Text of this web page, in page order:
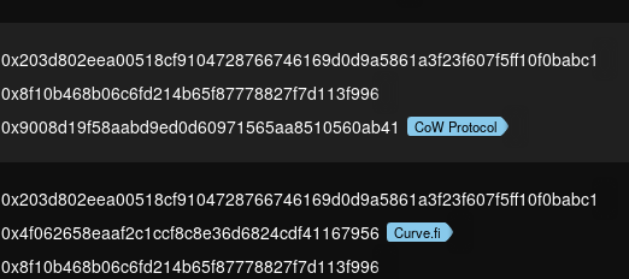
0x203d802eea00518cf9104728766746169d0d9a5861a3f23f607f5ff10f0babc1
0x8f10b468b06c6fd214b65f87778827f7d113f996
0x9008d19f58aabd9ed0d60971565aa8510560ab41 CoW Protocol
0x203d802eea00518cf9104728766746169d0d9a5861a3f23f607f5ff10f0babc1
0x4f062658eaaf2c1ccf8c8e36d6824cdf41167956 Curve.fi
0x8f10b468b06c6fd214b65f87778827f7d113f996